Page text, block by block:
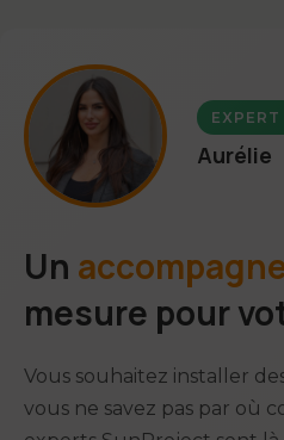
Communication avec
et les gestionnaires de
Suivi personnalisé de
mise en service
Ajouter
certifiés QualiPV
Pose soignée des
toiture (tuiles, ardoises,
Installation et
Vérification complète
performance
Garantie d'installation
garantie produit
Aurélie
Un
mesure pour
Vous souhaitez installer
vous ne savez pas par où